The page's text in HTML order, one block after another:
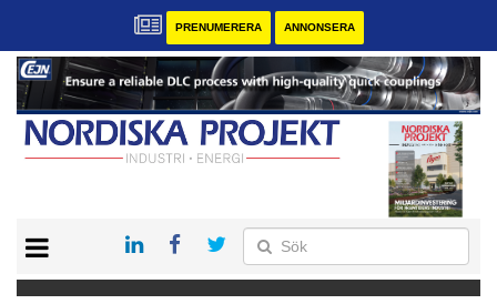
PRENUMERERA ANNONSERA